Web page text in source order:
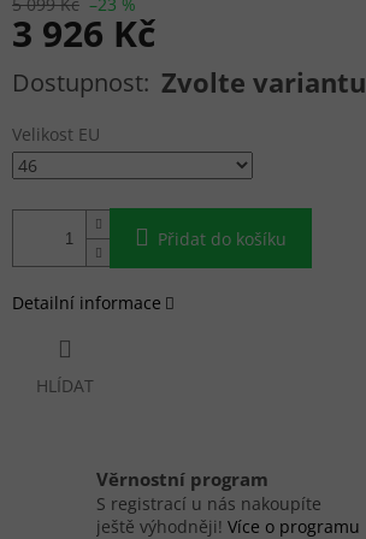
5 099 Kč –23 %
3 926 Kč
Měrná cena: Zvolte variantu
Velikost EU
Přidat do košíku
Detailní informace
HLÍDAT
Věrnostní program
S registrací u nás nakoupíte
ještě výhodněji! Více o programu